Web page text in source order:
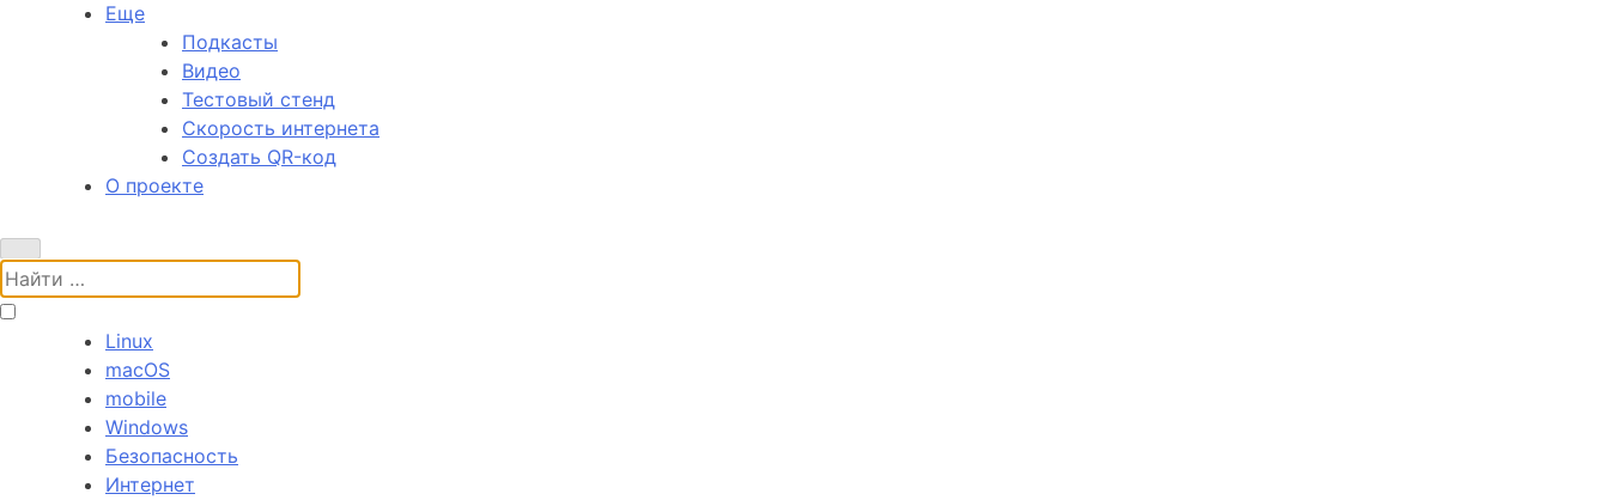
Еще
Подкасты
Видео
Тестовый стенд
Скорость интернета
Создать QR-код
О проекте
Поиск:
Linux
macOS
mobile
Windows
Безопасность
Интернет